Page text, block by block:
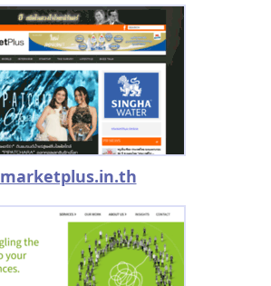
marketplus.in.th